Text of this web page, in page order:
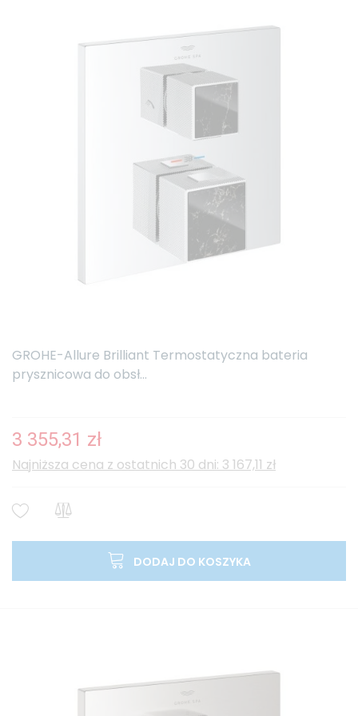
GROHE-Allure Brilliant Termostatyczna bateria
prysznicowa do obsł...
3 355,31 zł
Najniższa cena z ostatnich 30 dni: 3 167,11 zł
DODAJ DO KOSZYKA